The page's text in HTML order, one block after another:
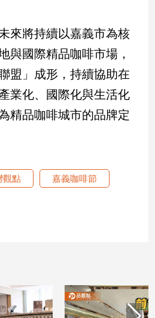
來將持續以嘉義市為核
與國際精品咖啡市場，
盟」成形，持續協助在
業化、國際化與生活化
精品咖啡城市的品牌定
觀點 嘉義咖啡節